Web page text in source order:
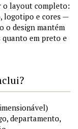
o layout completo:
logotipo e cores —
o design mantém
em preto e
departamento,